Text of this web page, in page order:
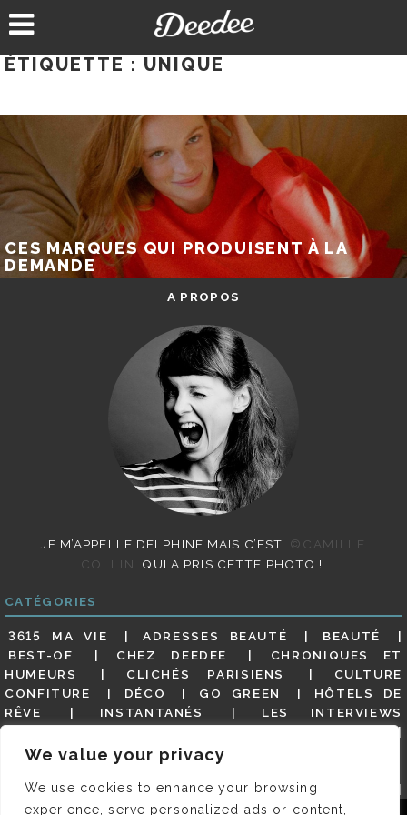
We value your privacy
We use cookies to enhance your browsing
experience, serve personalized ads or content,
au
ÉTIQUETTE : UNIQUE
CES MARQUES QUI PRODUISENT À LA
DEMANDE
A PROPOS
JE M’APPELLE DELPHINE MAIS C’EST
©CAMILLE
COLLIN
QUI A PRIS CETTE PHOTO !
CATÉGORIES
3615 MA VIE ADRESSES BEAUTÉ
BEAUTÉ
BEST-OF
CHEZ DEEDEE
CHRONIQUES ET
HUMEURS
CLICHÉS PARISIENS
CULTURE
CONFITURE
DÉCO GO GREEN
HÔTELS DE
RÊVE
INSTANTANÉS
LES INTERVIEWS
MES ADRESSES
MODE NON CLASSÉ
GUIDE
PARIS EN PHOTOS
RESTAURANTS
REVUE DE PRESSE DÉTAILLÉE, SIOU PLAIT